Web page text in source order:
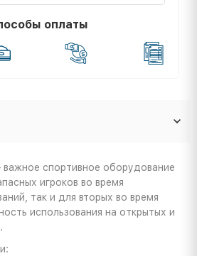
оплаты
важное спортивное оборудование
игроков во время
так и для вторых во время
использования на открытых и